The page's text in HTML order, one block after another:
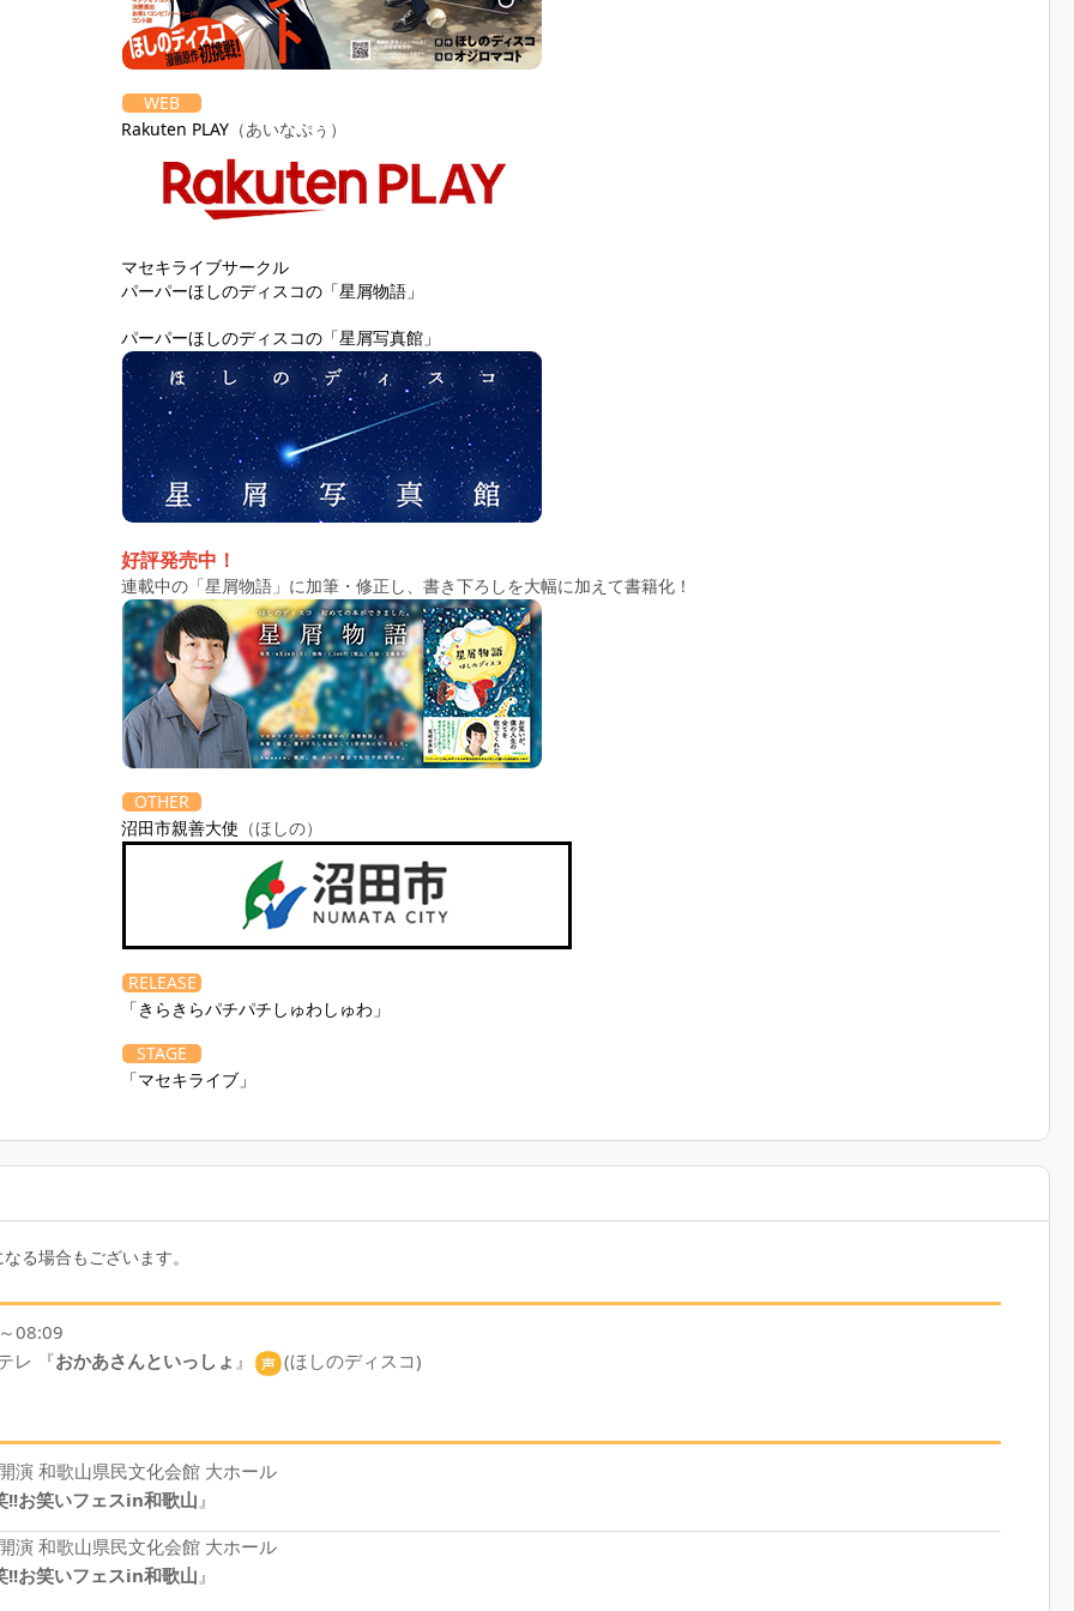
WEB
Rakuten PLAY （あいなぷぅ）
マセキライブサークル
パーパーほしのディスコの「星屑物語」
パーパーほしのディスコの「星屑写真館」
好評発売中！
連載中の「星屑物語」に加筆・修正し、書き下ろしを大幅に加えて書籍化！
OTHER
沼田市親善大使 （ほしの）
RELEASE
「きらきらパチパチしゅわしゅわ」
STAGE
「マセキライブ」
る場合もございます。
レ 『おかあさんといっしょ』 (ほしのディスコ)
08:09
レ 『おかあさんといっしょ 』 (ほしのディスコ)
演 和歌山県民文化会館 大ホール
!!お笑いフェスin和歌山』
演 和歌山県民文化会館 大ホール
!!お笑いフェスin和歌山』